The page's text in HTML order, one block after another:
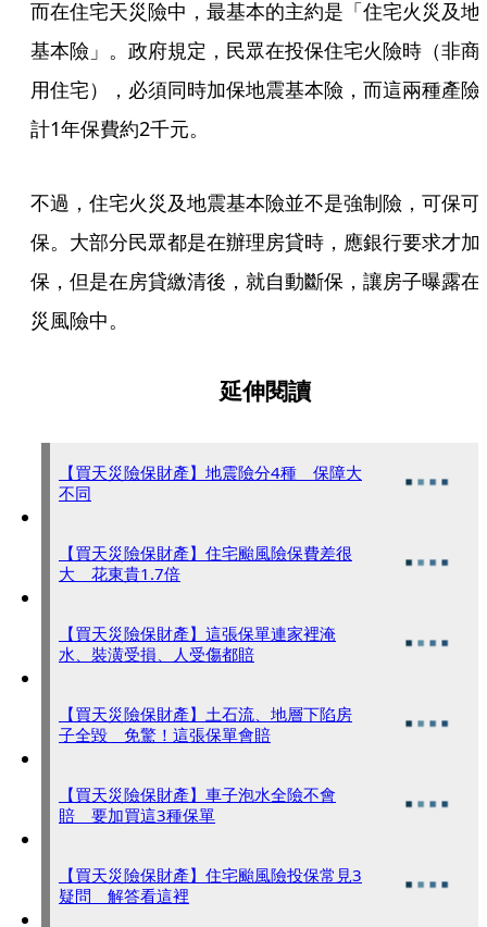
而在住宅天災險中，最基本的主約是「住宅火災及地
基本險」。政府規定，民眾在投保住宅火險時（非商
用住宅），必須同時加保地震基本險，而這兩種產險
計1年保費約2千元。
不過，住宅火災及地震基本險並不是強制險，可保可
保。大部分民眾都是在辦理房貸時，應銀行要求才加
保，但是在房貸繳清後，就自動斷保，讓房子曝露在
災風險中。
延伸閱讀
【買天災險保財產】地震險分4種 保障大
不同
【買天災險保財產】住宅颱風險保費差很
大 花東貴1.7倍
【買天災險保財產】這張保單連家裡淹
水、裝潢受損、人受傷都賠
【買天災險保財產】土石流、地層下陷房
子全毀 免驚！這張保單會賠
【買天災險保財產】車子泡水全險不會
賠 要加買這3種保單
【買天災險保財產】住宅颱風險投保常見3
疑問 解答看這裡